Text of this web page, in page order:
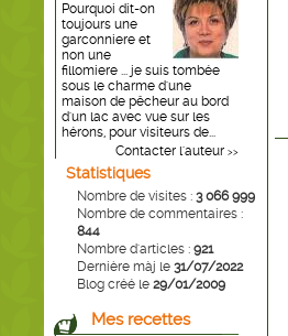
Pourquoi dit-on
toujours une
garconniere et
non une
fillomiere ... je suis tombée
sous le charme d'une
maison de pêcheur au bord
d'un lac avec vue sur les
hérons, pour visiteurs de...
Contacter l'auteur >>
Statistiques
Nombre de visites : 3 066 999
Nombre de commentaires :
844
Nombre d'articles : 921
Dernière màj le 31/07/2022
Blog créé le 29/01/2009
Mes recettes